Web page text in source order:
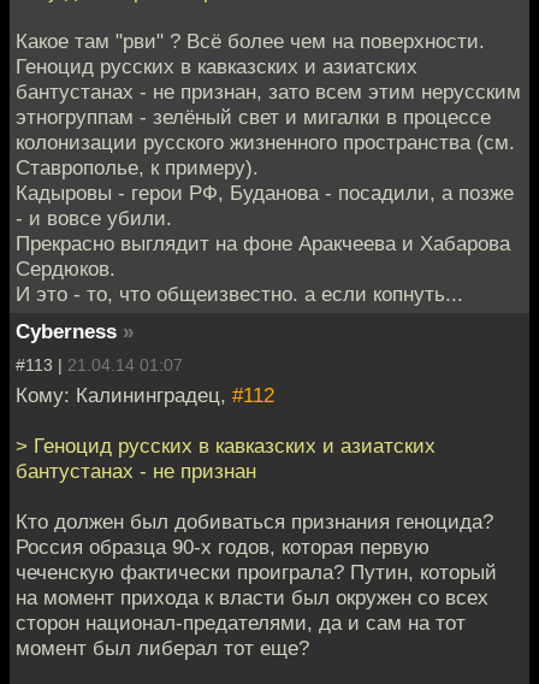
Какое там "рви" ? Всё более чем на поверхности.
Геноцид русских в кавказских и азиатских
бантустанах - не признан, зато всем этим нерусским
этногруппам - зелёный свет и мигалки в процессе
колонизации русского жизненного пространства (см.
Ставрополье, к примеру).
Кадыровы - герои РФ, Буданова - посадили, а позже
- и вовсе убили.
Прекрасно выглядит на фоне Аракчеева и Хабарова
Сердюков.
И это - то, что общеизвестно. а если копнуть...
Cyberness »
#113 | 21.04.14 01:07
Кому: Калининградец, #112
> Геноцид русских в кавказских и азиатских
бантустанах - не признан
Кто должен был добиваться признания геноцида?
Россия образца 90-х годов, которая первую
чеченскую фактически проиграла? Путин, который
на момент прихода к власти был окружен со всех
сторон национал-предателями, да и сам на тот
момент был либерал тот еще?